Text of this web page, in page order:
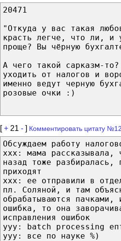
20471
"Откуда у вас такая
красть легче, что ли, и
проще? Вы чёрную
А чего такой сарказм-
уходить от налогов и
именно ведут черную
розовые очки :)
[+ 21 - ] Комментировать цитату
Обсуждаем работу
xxx: мама рассказывала,
назад тоже разбиралась,
приходят
xxx: ее отправили в
пл. Соляной, и там
обрабатываются
ошибка, то она
исправления ошибок
yyy: batch processing
yyy: все по науке %)